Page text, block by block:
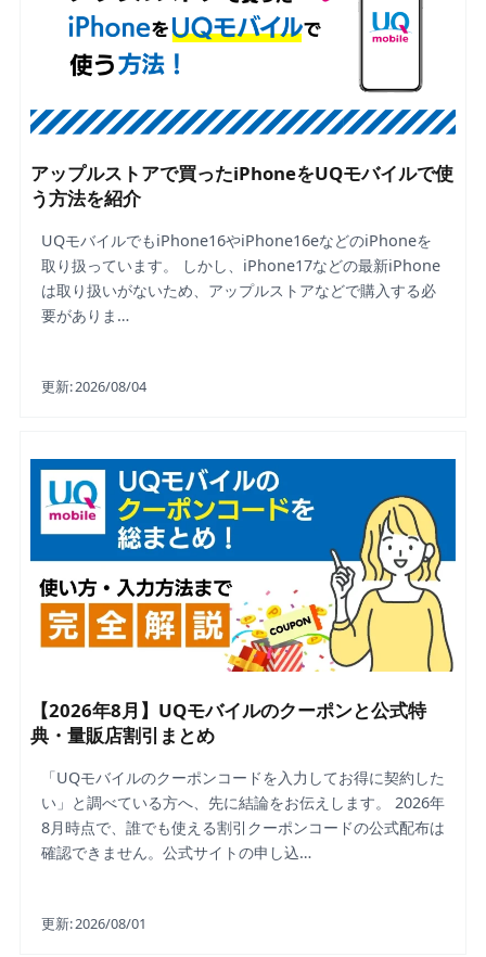
アップルストアで買ったiPhoneをUQモバイルで使
う方法を紹介
UQモバイルでもiPhone16やiPhone16eなどのiPhoneを
取り扱っています。 しかし、iPhone17などの最新iPhone
は取り扱いがないため、アップルストアなどで購入する必
要がありま…
更新:2026/08/04
【2026年8月】UQモバイルのクーポンと公式特
典・量販店割引まとめ
「UQモバイルのクーポンコードを入力してお得に契約した
い」と調べている方へ、先に結論をお伝えします。 2026年
8月時点で、誰でも使える割引クーポンコードの公式配布は
確認できません。公式サイトの申し込…
更新:2026/08/01